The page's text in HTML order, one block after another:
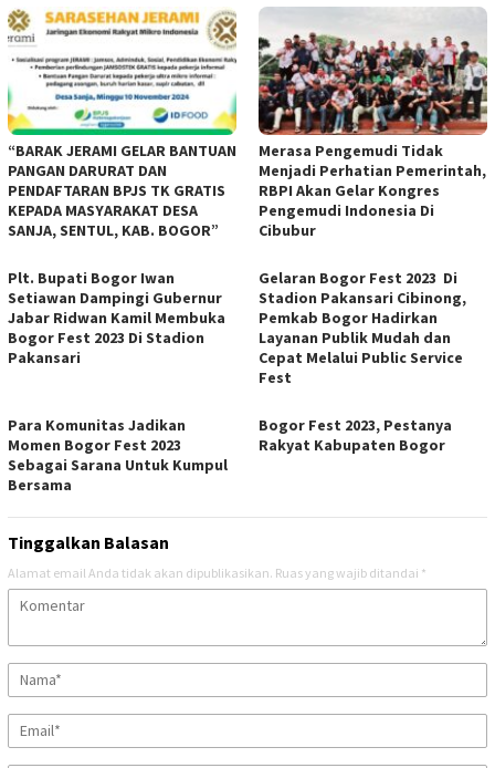
“BARAK JERAMI GELAR BANTUAN
PANGAN DARURAT DAN
PENDAFTARAN BPJS TK GRATIS
KEPADA MASYARAKAT DESA
SANJA, SENTUL, KAB. BOGOR”
Merasa Pengemudi Tidak
Menjadi Perhatian Pemerintah,
RBPI Akan Gelar Kongres
Pengemudi Indonesia Di
Cibubur
Plt. Bupati Bogor Iwan
Setiawan Dampingi Gubernur
Jabar Ridwan Kamil Membuka
Bogor Fest 2023 Di Stadion
Pakansari
Gelaran Bogor Fest 2023 Di
Stadion Pakansari Cibinong,
Pemkab Bogor Hadirkan
Layanan Publik Mudah dan
Cepat Melalui Public Service
Fest
Para Komunitas Jadikan
Momen Bogor Fest 2023
Sebagai Sarana Untuk Kumpul
Bersama
Bogor Fest 2023, Pestanya
Rakyat Kabupaten Bogor
Tinggalkan Balasan
Alamat email Anda tidak akan dipublikasikan. Ruas yang wajib ditandai *